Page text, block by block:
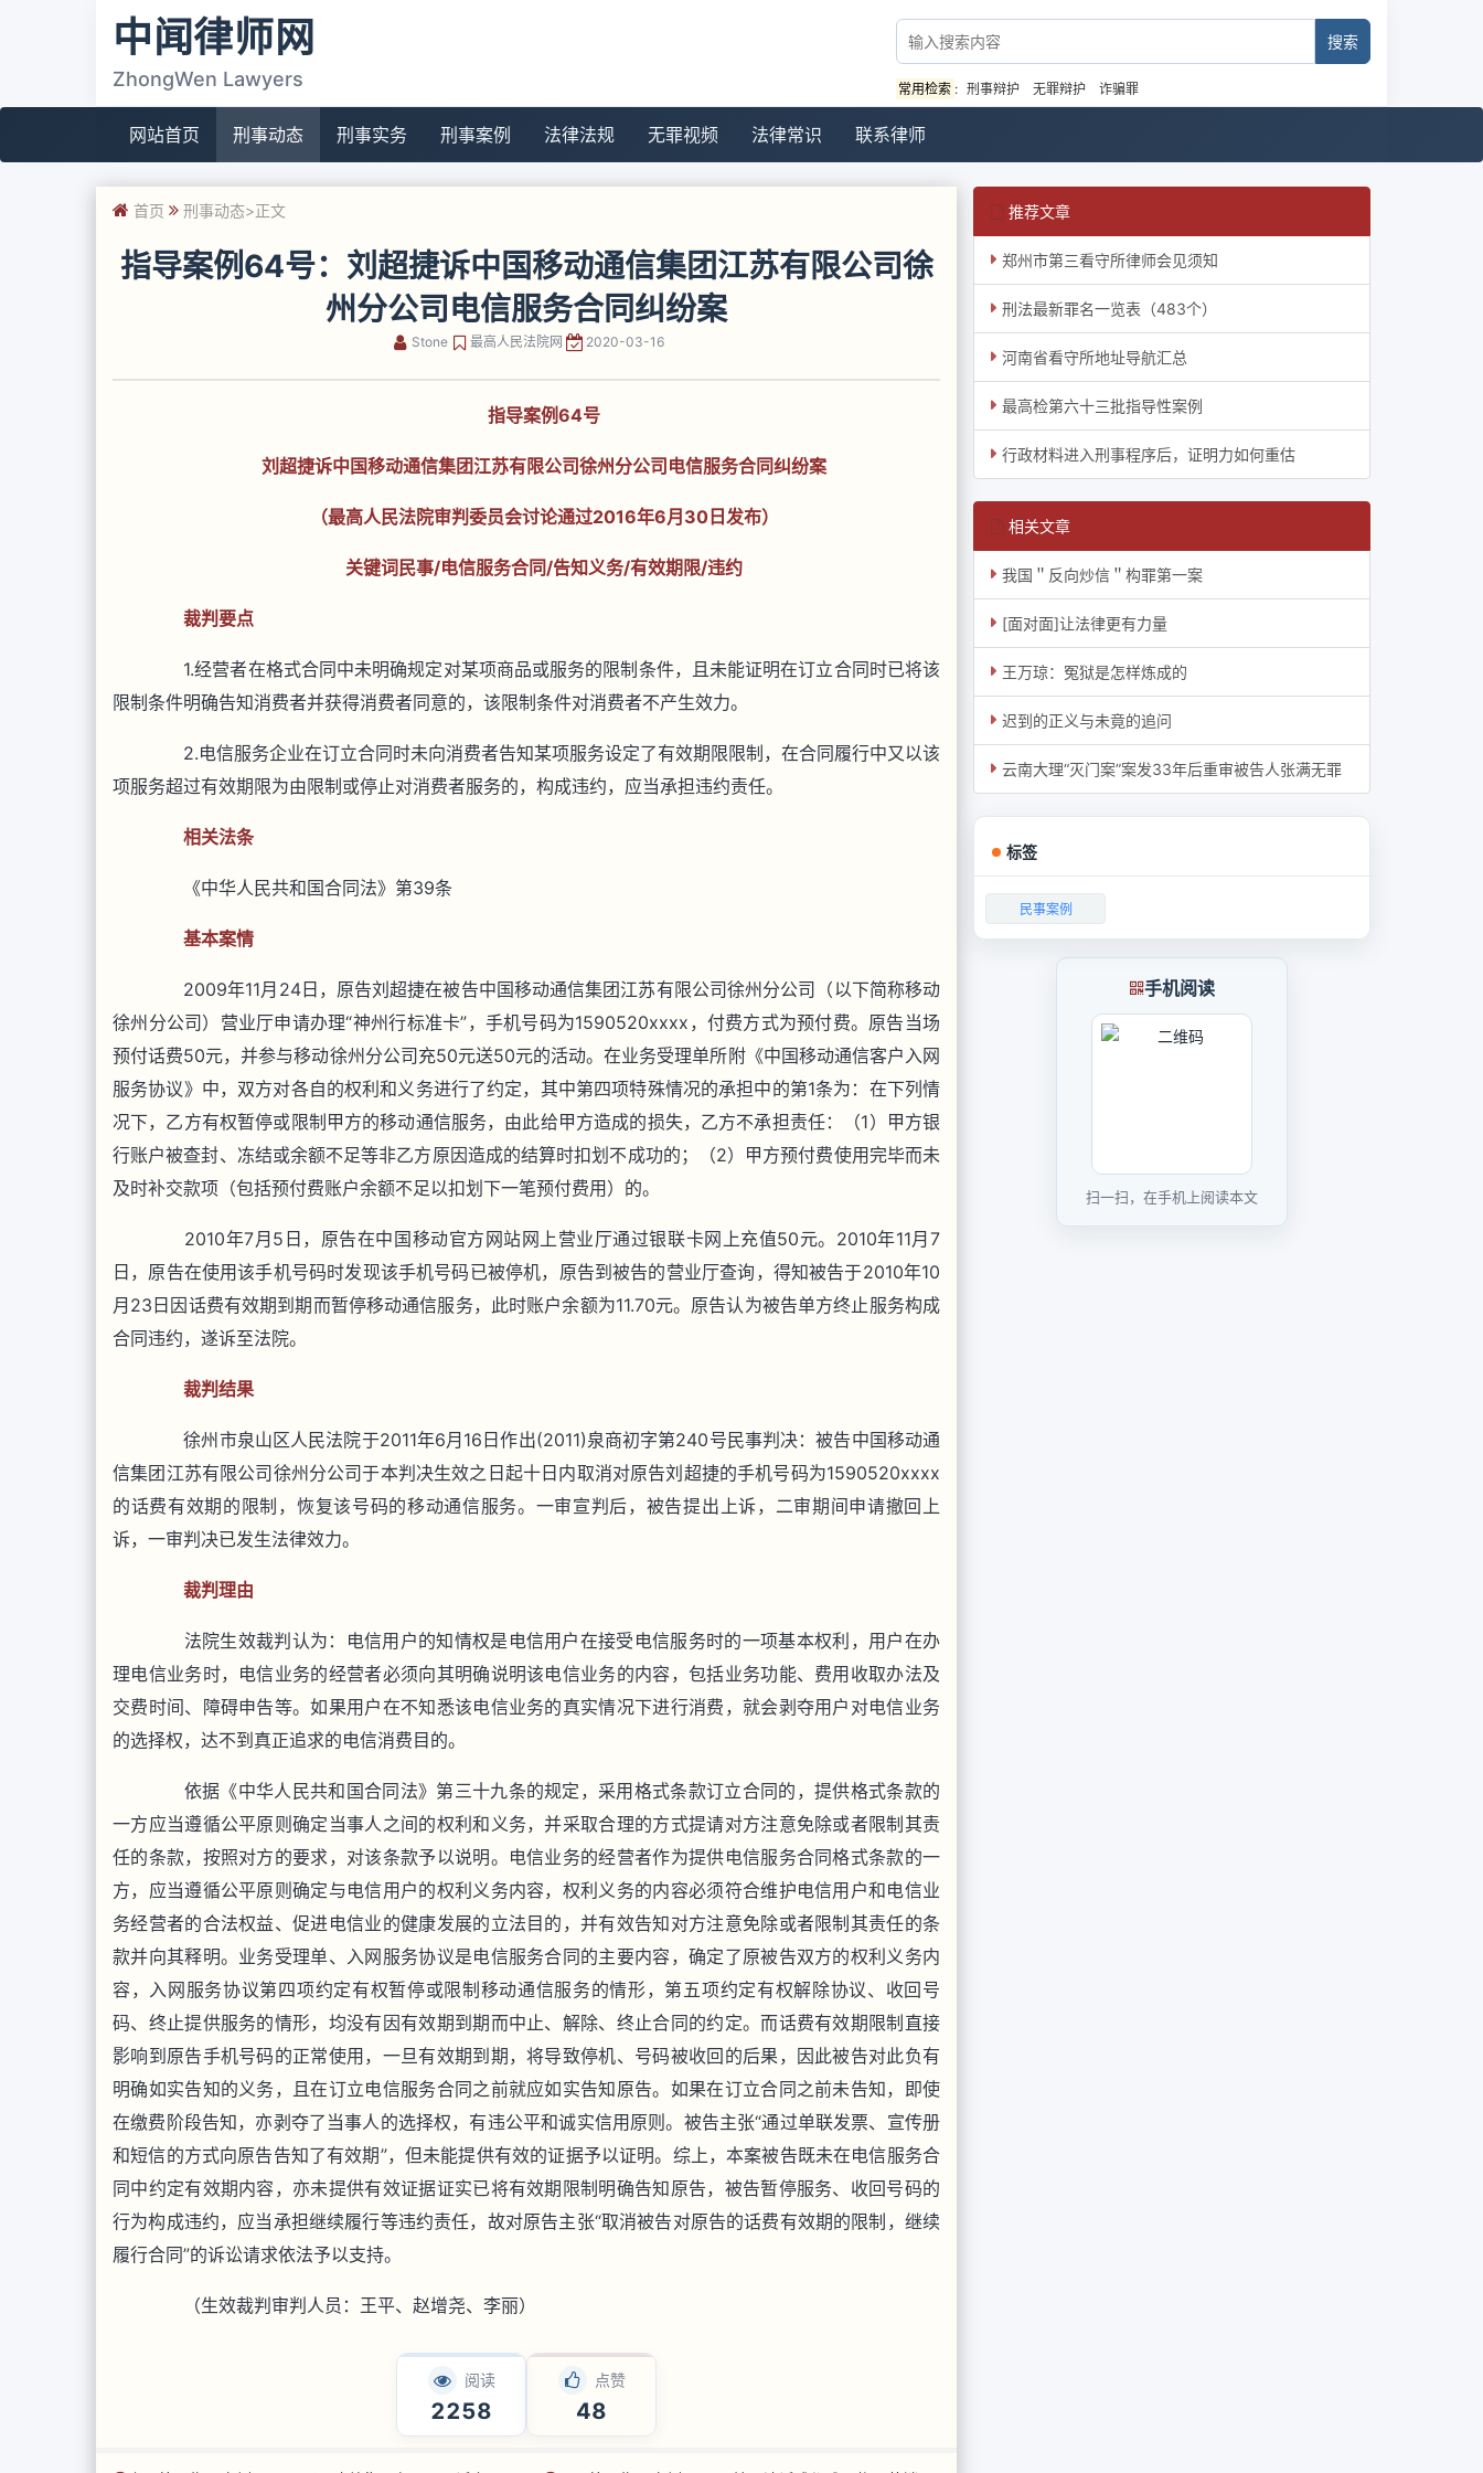
中闻律师网
ZhongWen Lawyers 常用检索 : 刑事辩护 无罪辩护 诈骗罪
网站首页 刑事动态 刑事实务 刑事案例 法律法规 无罪视频 法律常识 联系律师
首页 刑事动态>正文
指导案例64号：刘超捷诉中国移动通信集团江苏有限公司徐
州分公司电信服务合同纠纷案
Stone 最高人民法院网 2020-03-16
指导案例64号
刘超捷诉中国移动通信集团江苏有限公司徐州分公司电信服务合同纠纷案
（最高人民法院审判委员会讨论通过2016年6月30日发布）
关键词民事/电信服务合同/告知义务/有效期限/违约
裁判要点
1.经营者在格式合同中未明确规定对某项商品或服务的限制条件，且未能证明在订立合同时已将该
限制条件明确告知消费者并获得消费者同意的，该限制条件对消费者不产生效力。
2.电信服务企业在订立合同时未向消费者告知某项服务设定了有效期限限制，在合同履行中又以该
项服务超过有效期限为由限制或停止对消费者服务的，构成违约，应当承担违约责任。
相关法条
《中华人民共和国合同法》第39条
基本案情
2009年11月24日，原告刘超捷在被告中国移动通信集团江苏有限公司徐州分公司（以下简称移动
徐州分公司）营业厅申请办理“神州行标准卡”，手机号码为1590520xxxx，付费方式为预付费。原告当场
预付话费50元，并参与移动徐州分公司充50元送50元的活动。在业务受理单所附《中国移动通信客户入网
服务协议》中，双方对各自的权利和义务进行了约定，其中第四项特殊情况的承担中的第1条为：在下列情
况下，乙方有权暂停或限制甲方的移动通信服务，由此给甲方造成的损失，乙方不承担责任：（1）甲方银
行账户被查封、冻结或余额不足等非乙方原因造成的结算时扣划不成功的；（2）甲方预付费使用完毕而未
及时补交款项（包括预付费账户余额不足以扣划下一笔预付费用）的。
2010年7月5日，原告在中国移动官方网站网上营业厅通过银联卡网上充值50元。2010年11月7
日，原告在使用该手机号码时发现该手机号码已被停机，原告到被告的营业厅查询，得知被告于2010年10
月23日因话费有效期到期而暂停移动通信服务，此时账户余额为11.70元。原告认为被告单方终止服务构成
合同违约，遂诉至法院。
裁判结果
徐州市泉山区人民法院于2011年6月16日作出(2011)泉商初字第240号民事判决：被告中国移动通
信集团江苏有限公司徐州分公司于本判决生效之日起十日内取消对原告刘超捷的手机号码为1590520xxxx
的话费有效期的限制，恢复该号码的移动通信服务。一审宣判后，被告提出上诉，二审期间申请撤回上
诉，一审判决已发生法律效力。
裁判理由
法院生效裁判认为：电信用户的知情权是电信用户在接受电信服务时的一项基本权利，用户在办
理电信业务时，电信业务的经营者必须向其明确说明该电信业务的内容，包括业务功能、费用收取办法及
交费时间、障碍申告等。如果用户在不知悉该电信业务的真实情况下进行消费，就会剥夺用户对电信业务
的选择权，达不到真正追求的电信消费目的。
依据《中华人民共和国合同法》第三十九条的规定，采用格式条款订立合同的，提供格式条款的
一方应当遵循公平原则确定当事人之间的权利和义务，并采取合理的方式提请对方注意免除或者限制其责
任的条款，按照对方的要求，对该条款予以说明。电信业务的经营者作为提供电信服务合同格式条款的一
方，应当遵循公平原则确定与电信用户的权利义务内容，权利义务的内容必须符合维护电信用户和电信业
务经营者的合法权益、促进电信业的健康发展的立法目的，并有效告知对方注意免除或者限制其责任的条
款并向其释明。业务受理单、入网服务协议是电信服务合同的主要内容，确定了原被告双方的权利义务内
容，入网服务协议第四项约定有权暂停或限制移动通信服务的情形，第五项约定有权解除协议、收回号
码、终止提供服务的情形，均没有因有效期到期而中止、解除、终止合同的约定。而话费有效期限制直接
影响到原告手机号码的正常使用，一旦有效期到期，将导致停机、号码被收回的后果，因此被告对此负有
明确如实告知的义务，且在订立电信服务合同之前就应如实告知原告。如果在订立合同之前未告知，即使
在缴费阶段告知，亦剥夺了当事人的选择权，有违公平和诚实信用原则。被告主张“通过单联发票、宣传册
和短信的方式向原告告知了有效期”，但未能提供有效的证据予以证明。综上，本案被告既未在电信服务合
同中约定有效期内容，亦未提供有效证据证实已将有效期限制明确告知原告，被告暂停服务、收回号码的
行为构成违约，应当承担继续履行等违约责任，故对原告主张“取消被告对原告的话费有效期的限制，继续
履行合同”的诉讼请求依法予以支持。
（生效裁判审判人员：王平、赵增尧、李丽）
阅读
2258
点赞
48
推荐文章
郑州市第三看守所律师会见须知
刑法最新罪名一览表（483个）
河南省看守所地址导航汇总
最高检第六十三批指导性案例
行政材料进入刑事程序后，证明力如何重估
相关文章
我国＂反向炒信＂构罪第一案
[面对面]让法律更有力量
王万琼：冤狱是怎样炼成的
迟到的正义与未竟的追问
云南大理“灭门案”案发33年后重审被告人张满无罪
标签
民事案例
手机阅读
扫一扫，在手机上阅读本文